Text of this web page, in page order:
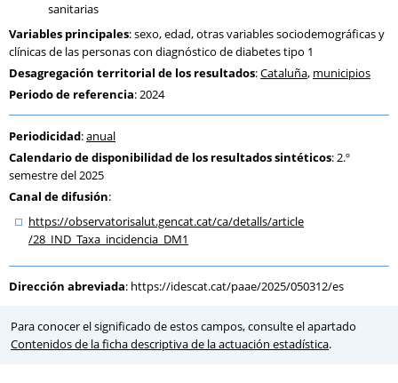
sanitarias
Variables principales: sexo, edad, otras variables sociodemográficas y
clínicas de las personas con diagnóstico de diabetes tipo 1
Desagregación territorial de los resultados:Cataluña, municipios
Periodo de referencia: 2024
Periodicidad:anual
Calendario de disponibilidad de los resultados sintéticos: 2.º
semestre del 2025
Canal de difusión:
https://observatorisalut.gencat.cat/ca/detalls/article
/28_IND_Taxa_incidencia_DM1
Dirección abreviada: https://idescat.cat/paae/2025/050312/es
Para conocer el significado de estos campos, consulte el apartado
Contenidos de la ficha descriptiva de la actuación estadística.